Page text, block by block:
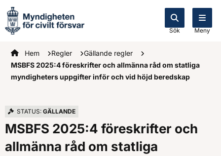
Sök Meny
Startsidan
Hem Regler
Gällande regler
MSBFS 2025:4 föreskrifter och allmänna råd om statliga
myndigheters uppgifter inför och vid höjd beredskap
STATUS: GÄLLANDE
MSBFS 2025:4 föreskrifter och
allmänna råd om statliga